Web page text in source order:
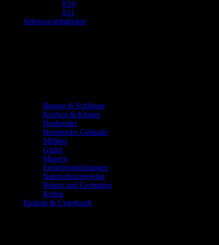
E10
E11
Sehenswürdigkeiten
Burgen & Schlösser
Kirchen & Klöster
Denkmäler
Historische Gebäude
Mühlen
Gipfel
Museen
Freizeiteinrichtungen
Naturschutzprojekte
Römer und Germanen
Kelten
Einkehr & Unterkunft